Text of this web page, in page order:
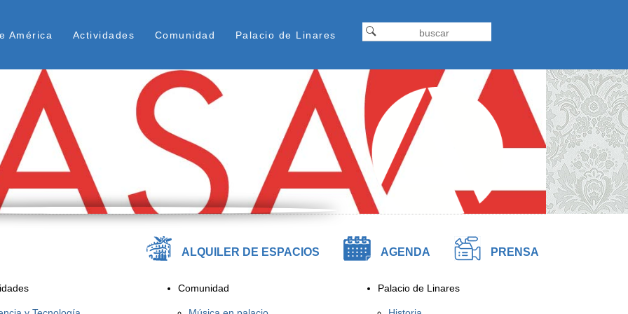
principal
Superior
América Actividades Comunidad Palacio de Linares Formulariodebusqueda
Buscar
ALQUILER DE ESPACIOS AGENDA PRENSA
Comunidad Palacio de Linares